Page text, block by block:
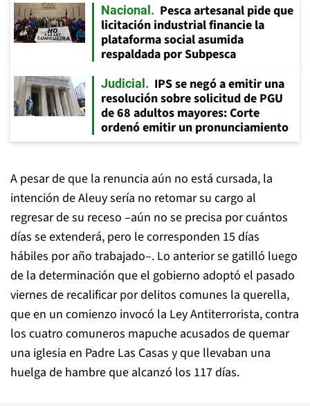
Nacional
Pesca artesanal pide que
licitación industrial financie la
plataforma social asumida
respaldada por Subpesca
Judicial
IPS se negó a emitir una
resolución sobre solicitud de PGU
de 68 adultos mayores: Corte
ordenó emitir un pronunciamiento
A pesar de que la renuncia aún no está cursada, la
intención de Aleuy sería no retomar su cargo al
regresar de su receso –aún no se precisa por cuántos
días se extenderá, pero le corresponden 15 días
hábiles por año trabajado–. Lo anterior se gatilló luego
de la determinación que el gobierno adoptó el pasado
viernes de recalificar por delitos comunes la querella,
que en un comienzo invocó la Ley Antiterrorista, contra
los cuatro comuneros mapuche acusados de quemar
una iglesia en Padre Las Casas y que llevaban una
huelga de hambre que alcanzó los 117 días.